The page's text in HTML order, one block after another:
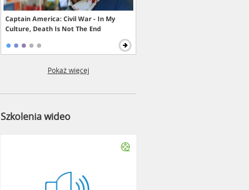
Captain America: Civil War - In My
Culture, Death Is Not The End
Pokaż więcej
Szkolenia wideo